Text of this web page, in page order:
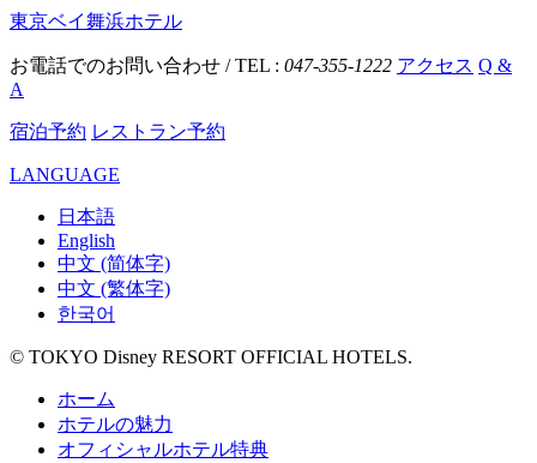
東京ベイ舞浜ホテル
お電話でのお問い合わせ / TEL : 047-355-1222 アクセス Q &
A
宿泊予約 レストラン予約
LANGUAGE
日本語
English
中文 (简体字)
中文 (繁体字)
한국어
© TOKYO Disney RESORT OFFICIAL HOTELS.
ホーム
ホテルの魅力
オフィシャルホテル特典